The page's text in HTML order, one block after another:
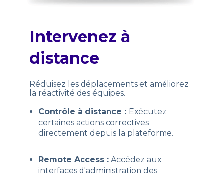
Intervenez à
distance
Réduisez les déplacements et améliorez
la réactivité des équipes.
Contrôle à distance : Exécutez
certaines actions correctives
directement depuis la plateforme.
Remote Access : Accédez aux
interfaces d'administration des